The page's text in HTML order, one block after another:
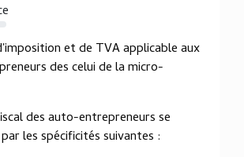
et de TVA applicable aux
des celui de la micro-
des auto-entrepreneurs se
les spécificités suivantes :